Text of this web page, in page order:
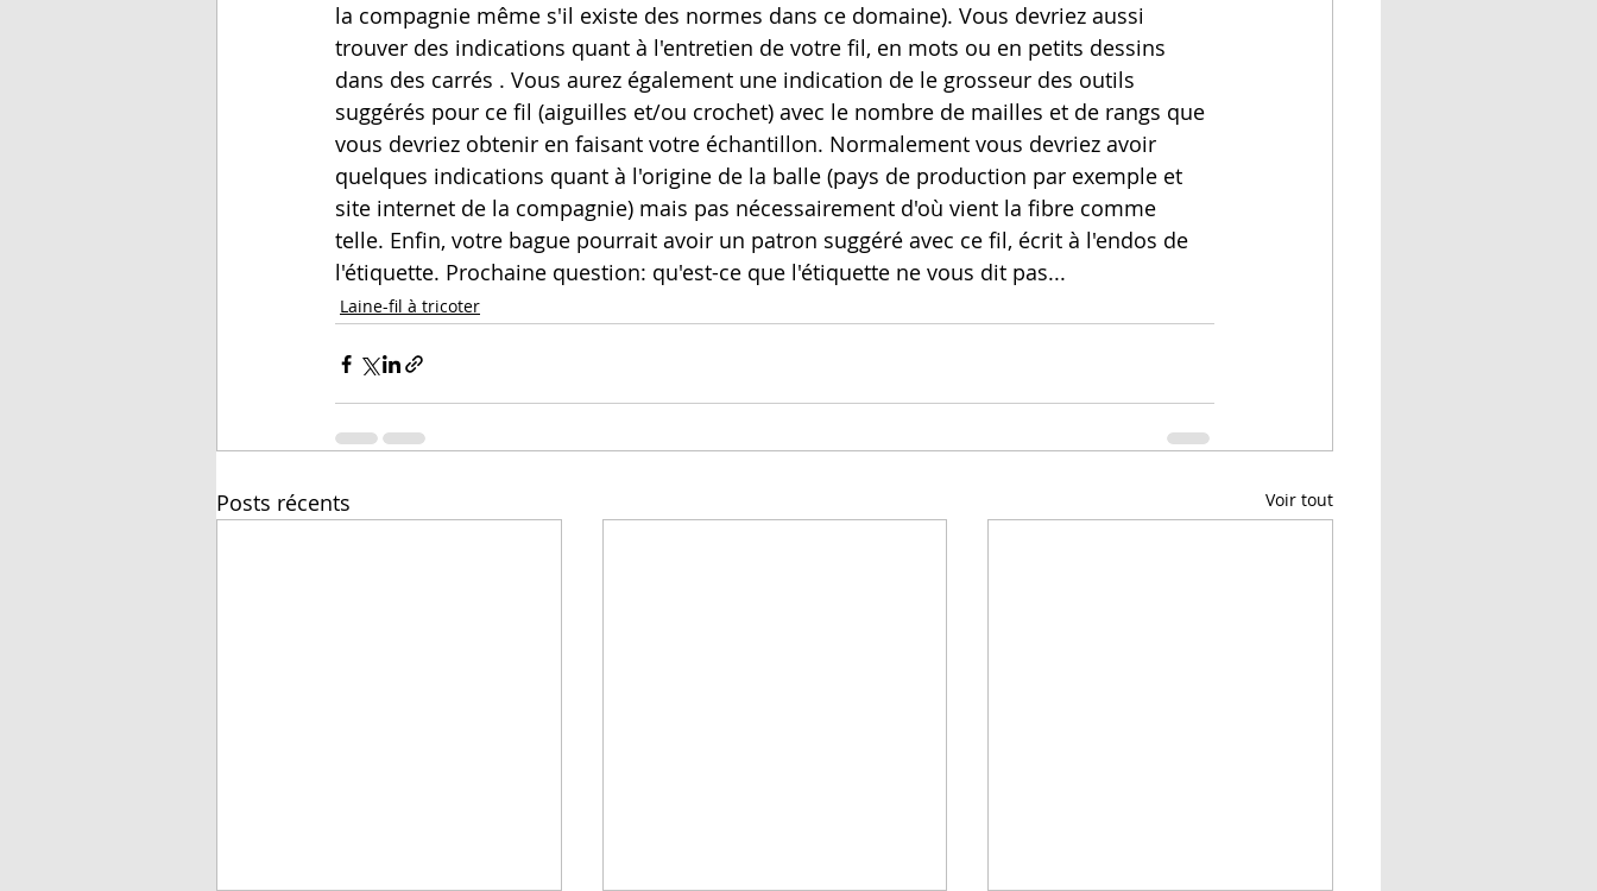
la compagnie même s'il existe des normes dans ce domaine). Vous devriez aussi
trouver des indications quant à l'entretien de votre fil, en mots ou en petits dessins
dans des carrés . Vous aurez également une indication de le grosseur des outils
suggérés pour ce fil (aiguilles et/ou crochet) avec le nombre de mailles et de rangs que
vous devriez obtenir en faisant votre échantillon. Normalement vous devriez avoir
quelques indications quant à l'origine de la balle (pays de production par exemple et
site internet de la compagnie) mais pas nécessairement d'où vient la fibre comme
telle. Enfin, votre bague pourrait avoir un patron suggéré avec ce fil, écrit à l'endos de
l'étiquette. Prochaine question: qu'est-ce que l'étiquette ne vous dit pas...
Laine-fil à tricoter
Posts récents Voir tout